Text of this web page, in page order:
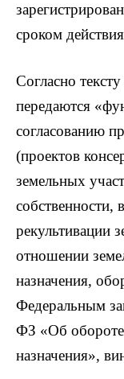
сроком
Согласно
передаются
согласованию
(проектов
земельных
собственности,
рекультивации
отношении
назначения,
Федеральным
ФЗ «Об обороте
назначения»,